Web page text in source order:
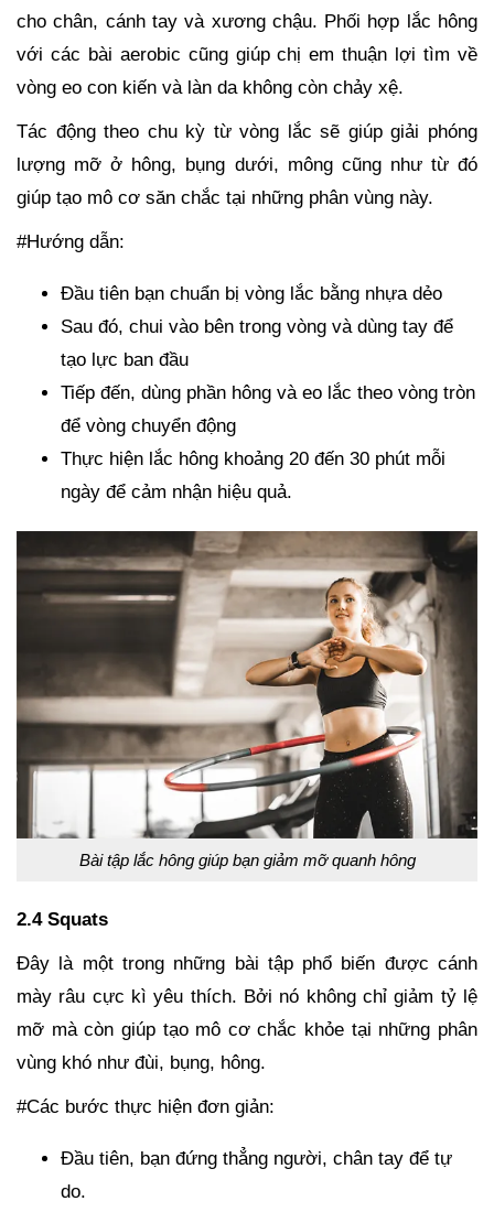
cho chân, cánh tay và xương chậu. Phối hợp lắc hông
với các bài aerobic cũng giúp chị em thuận lợi tìm về
vòng eo con kiến và làn da không còn chảy xệ.
Tác động theo chu kỳ từ vòng lắc sẽ giúp giải phóng
lượng mỡ ở hông, bụng dưới, mông cũng như từ đó
giúp tạo mô cơ săn chắc tại những phân vùng này.
#Hướng dẫn:
Đầu tiên bạn chuẩn bị vòng lắc bằng nhựa dẻo
Sau đó, chui vào bên trong vòng và dùng tay để
tạo lực ban đầu
Tiếp đến, dùng phần hông và eo lắc theo vòng tròn
để vòng chuyển động
Thực hiện lắc hông khoảng 20 đến 30 phút mỗi
ngày để cảm nhận hiệu quả.
Bài tập lắc hông giúp bạn giảm mỡ quanh hông
2.4 Squats
Đây là một trong những bài tập phổ biến được cánh
mày râu cực kì yêu thích. Bởi nó không chỉ giảm tỷ lệ
mỡ mà còn giúp tạo mô cơ chắc khỏe tại những phân
vùng khó như đùi, bụng, hông.
#Các bước thực hiện đơn giản:
Đầu tiên, bạn đứng thẳng người, chân tay để tự
do.